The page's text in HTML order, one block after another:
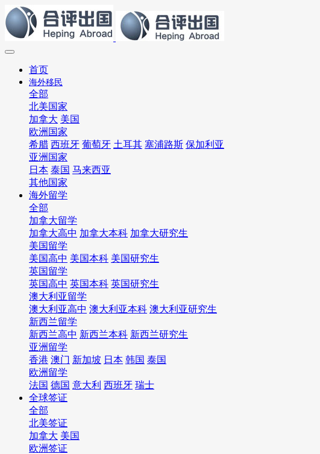
首页
海外移民
全部
北美国家
加拿大 美国
欧洲国家
希腊 西班牙 葡萄牙 土耳其 塞浦路斯 保加利亚
亚洲国家
日本 泰国 马来西亚
其他国家
海外留学
全部
加拿大留学
加拿大高中 加拿大本科 加拿大研究生
美国留学
美国高中 美国本科 美国研究生
英国留学
英国高中 英国本科 英国研究生
澳大利亚留学
澳大利亚高中 澳大利亚本科 澳大利亚研究生
新西兰留学
新西兰高中 新西兰本科 新西兰研究生
亚洲留学
香港 澳门 新加坡 日本 韩国 泰国
欧洲留学
法国 德国 意大利 西班牙 瑞士
全球签证
全部
北美签证
加拿大 美国
欧洲签证